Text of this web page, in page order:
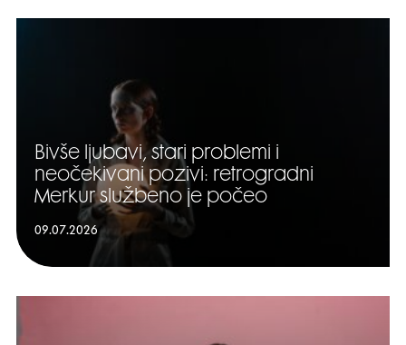
Bivše ljubavi, stari problemi i
neočekivani pozivi: retrogradni
Merkur službeno je počeo
09.07.2026